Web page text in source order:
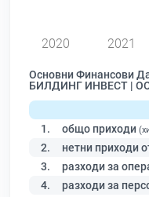
2020 2021
Основни Финансови
БИЛДИНГ ИНВЕСТ |
1. общо приходи
2. нетни приходи
3. разходи за
4. разходи за